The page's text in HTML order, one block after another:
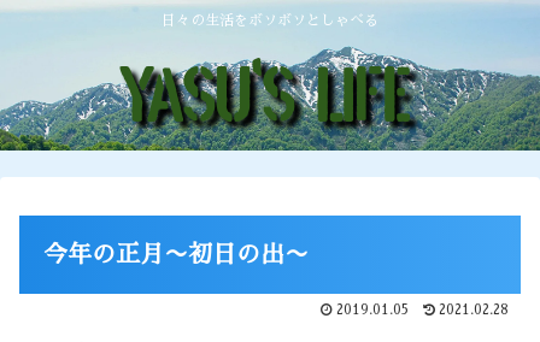
日々の生活をボソボソとしゃべる
今年の正月〜初日の出〜
2019.01.05 2021.02.28